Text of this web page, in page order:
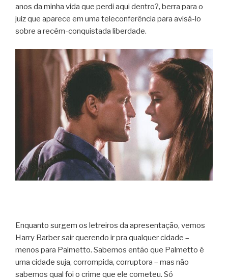
anos da minha vida que perdi aqui dentro?, berra para o
juiz que aparece em uma teleconferência para avisá-lo
sobre a recém-conquistada liberdade.
Enquanto surgem os letreiros da apresentação, vemos
Harry Barber sair querendo ir pra qualquer cidade –
menos para Palmetto. Sabemos então que Palmetto é
uma cidade suja, corrompida, corruptora – mas não
sabemos qual foi o crime que ele cometeu. Só